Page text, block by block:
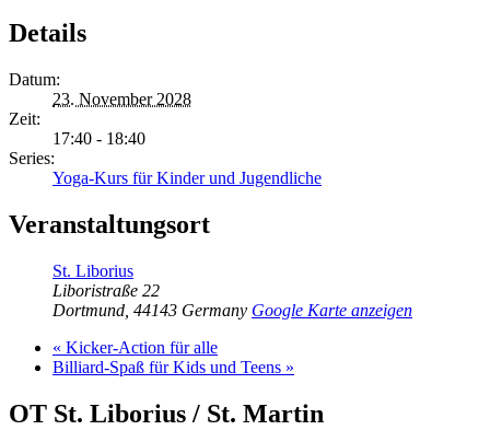
Details
Datum:
23. November 2028
Zeit:
17:40 - 18:40
Series:
Yoga-Kurs für Kinder und Jugendliche
Veranstaltungsort
St. Liborius
Liboristraße 22
Dortmund 44143 Germany Google Karte anzeigen
« Kicker-Action für alle
Billiard-Spaß für Kids und Teens »
OT St. Liborius / St. Martin